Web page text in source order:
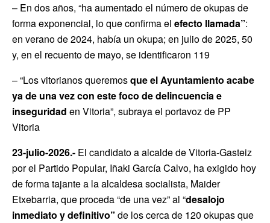
– En dos años, “ha aumentado el número de okupas de
forma exponencial, lo que confirma el efecto llamada”:
en verano de 2024, había un okupa; en julio de 2025, 50
y, en el recuento de mayo, se identificaron 119
– “Los vitorianos queremosque el Ayuntamiento acabe
ya de una vez con este foco de delincuencia e
inseguridad en Vitoria”, subraya el portavoz de PP
Vitoria
23-julio-2026.- El candidato a alcalde de Vitoria-Gasteiz
por el Partido Popular, Iñaki García Calvo, ha exigido hoy
de forma tajante a la alcaldesa socialista, Maider
Etxebarria, que proceda “de una vez” al “desalojo
inmediato y definitivo” de los cerca de 120 okupas que